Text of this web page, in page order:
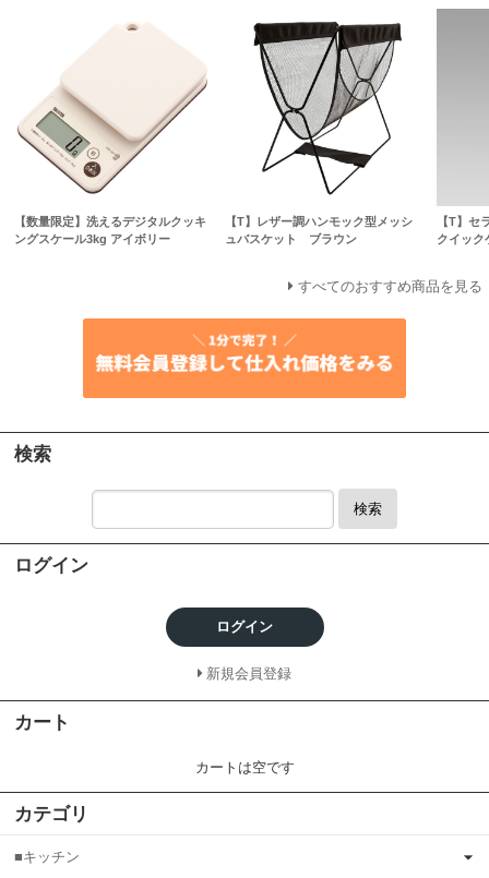
【数量限定】洗えるデジタルクッキ
ングスケール3kg アイボリー
【T】レザー調ハンモック型メッシ
ュバスケット ブラウン
【T】セ
クイック
すべてのおすすめ商品を見る
検索
検索
ログイン
ログイン
新規会員登録
カート
カートは空です
カテゴリ
■キッチン